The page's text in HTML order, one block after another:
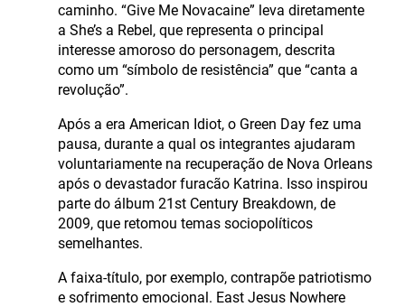
caminho. “Give Me Novacaine” leva diretamente
a She’s a Rebel, que representa o principal
interesse amoroso do personagem, descrita
como um “símbolo de resistência” que “canta a
revolução”.
Após a era American Idiot, o Green Day fez uma
pausa, durante a qual os integrantes ajudaram
voluntariamente na recuperação de Nova Orleans
após o devastador furacão Katrina. Isso inspirou
parte do álbum 21st Century Breakdown, de
2009, que retomou temas sociopolíticos
semelhantes.
A faixa-título, por exemplo, contrapõe patriotismo
e sofrimento emocional. East Jesus Nowhere